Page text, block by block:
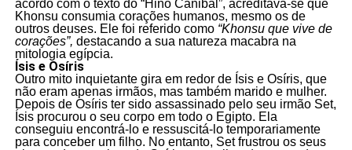
acordo com o texto do “Hino Canibal”, acreditava-se que
Khonsu consumia corações humanos, mesmo os de
outros deuses. Ele foi referido como“Khonsu que vive de
corações”, destacando a sua natureza macabra na
mitologia egípcia.
Ísis e Osíris
Outro mito inquietante gira em redor de Ísis e Osíris, que
não eram apenas irmãos, mas também marido e mulher.
Depois de Osíris ter sido assassinado pelo seu irmão Set,
Ísis procurou o seu corpo em todo o Egipto. Ela
conseguiu encontrá-lo e ressuscitá-lo temporariamente
para conceber um filho. No entanto, Set frustrou os seus